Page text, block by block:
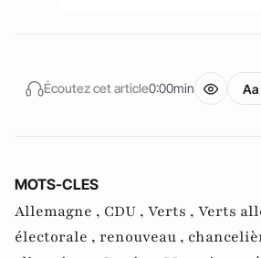
Écoutez cet article0:00min Aa
MOTS-CLES
Allemagne , CDU , Verts , Verts
électorale , renouveau ,